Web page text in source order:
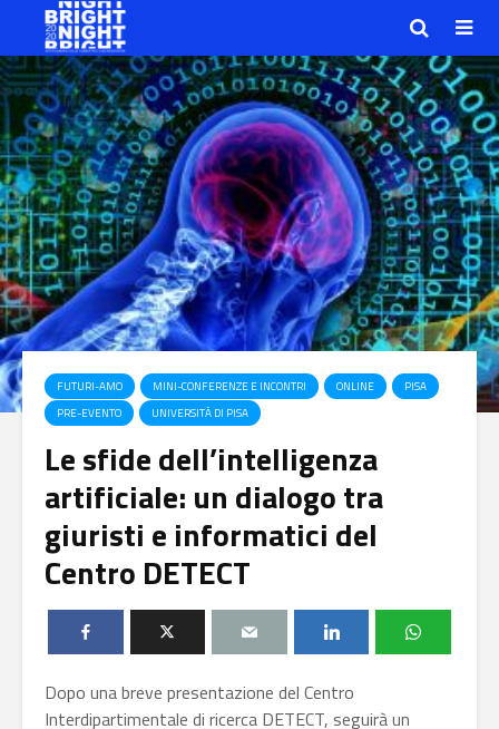
FUTURI-AMO MINI-CONFERENZE E INCONTRI ONLINE
PISA
PRE-EVENTO
UNIVERSITÀ DI PISA
Le sfide dell’intelligenza
artificiale: un dialogo tra
giuristi e informatici del
Centro DETECT
Dopo una breve presentazione del Centro
Interdipartimentale di ricerca DETECT, seguirà un